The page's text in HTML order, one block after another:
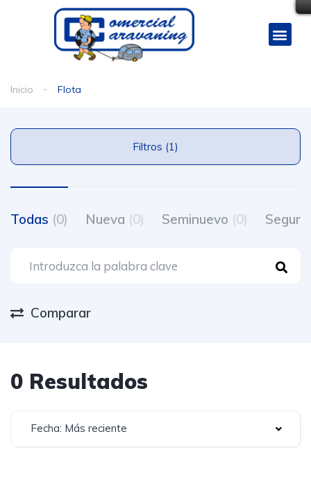
Inicio Flota
Filtros (1)
Todas (0) Nueva (0) Seminuevo (0)
Comparar
0 Resultados
Fecha: Más reciente